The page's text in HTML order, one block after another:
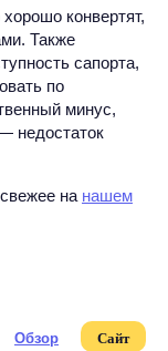
конвертят,
Также
сапорта,
по
минус,
недостаток
на нашем
Обзор Сайт